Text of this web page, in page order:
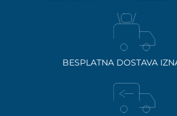
BESPLATNA DOSTAVA